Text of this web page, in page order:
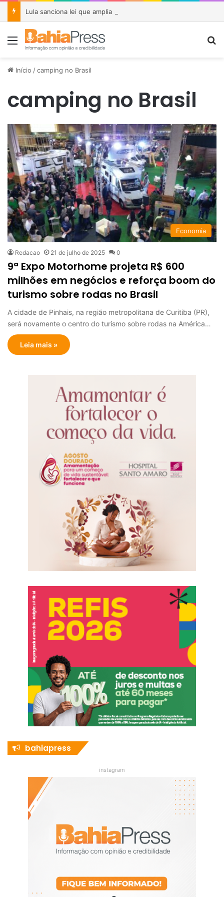
Menu
Início /camping no Brasil
camping no Brasil
Economia
Redacao 21 de julho de 2025 0
9ª Expo Motorhome projeta R$ 600
milhões em negócios e reforça boom do
turismo sobre rodas no Brasil
A cidade de Pinhais, na região metropolitana de Curitiba (PR),
será novamente o centro do turismo sobre rodas na América…
Leia mais »
bahiapress
instagram